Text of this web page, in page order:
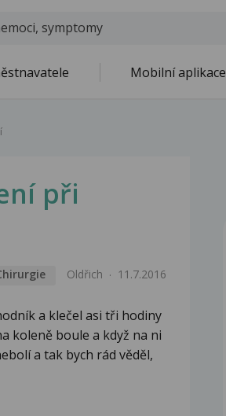
Mobilní aplikace
při
Oldřich 11.7.2016
a klečel asi tři hodiny
koleně boule a když na ni
a tak bych rád věděl,